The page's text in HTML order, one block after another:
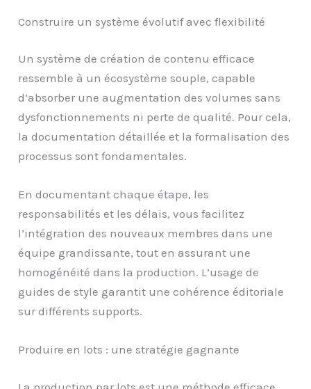
Construire un système évolutif avec flexibilité
Un système de création de contenu efficace
ressemble à un écosystème souple, capable
d’absorber une augmentation des volumes sans
dysfonctionnements ni perte de qualité. Pour cela,
la documentation détaillée et la formalisation des
processus sont fondamentales.
En documentant chaque étape, les
responsabilités et les délais, vous facilitez
l’intégration des nouveaux membres dans une
équipe grandissante, tout en assurant une
homogénéité dans la production. L’usage de
guides de style garantit une cohérence éditoriale
sur différents supports.
Produire en lots : une stratégie gagnante